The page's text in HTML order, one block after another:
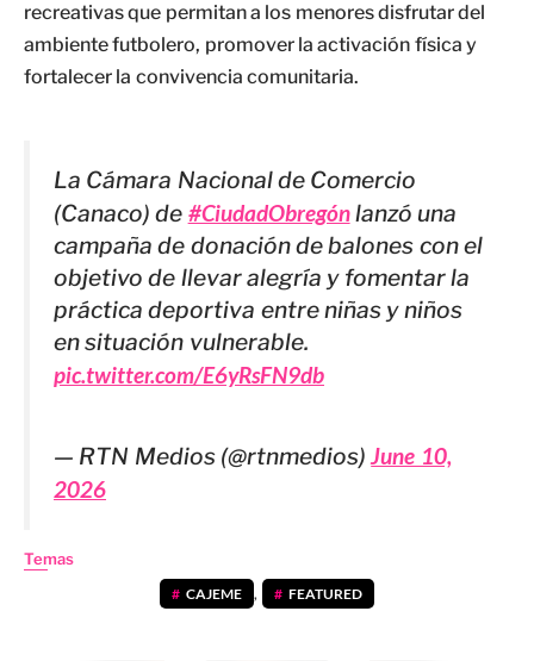
recreativas que permitan a los menores disfrutar del
ambiente futbolero, promover la activación física y
fortalecer la convivencia comunitaria.
La Cámara Nacional de Comercio
(Canaco) de #CiudadObregónlanzó una
campaña de donación de balones con el
objetivo de llevar alegría y fomentar la
práctica deportiva entre niñas y niños
en situación vulnerable.
pic.twitter.com/E6yRsFN9db
— RTN Medios (@rtnmedios)June 10,
2026
Temas
CAJEME , FEATURED